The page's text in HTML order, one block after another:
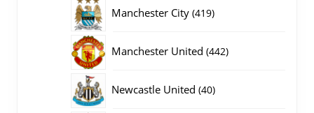
Manchester City 419419
Manchester United 442442
Newcastle United 4040